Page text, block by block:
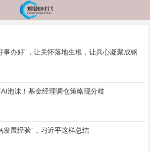
事办好”，让关怀落地生根，让兵心凝聚成钢
泡沫！基金经理调仓策略现分歧
发展经验”，习近平这样总结